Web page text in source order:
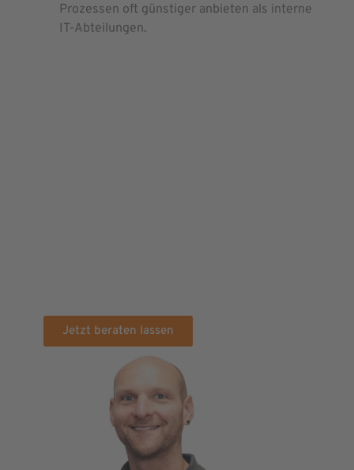
Prozessen oft günstiger anbieten als interne
IT-Abteilungen.
Jetzt beraten lassen